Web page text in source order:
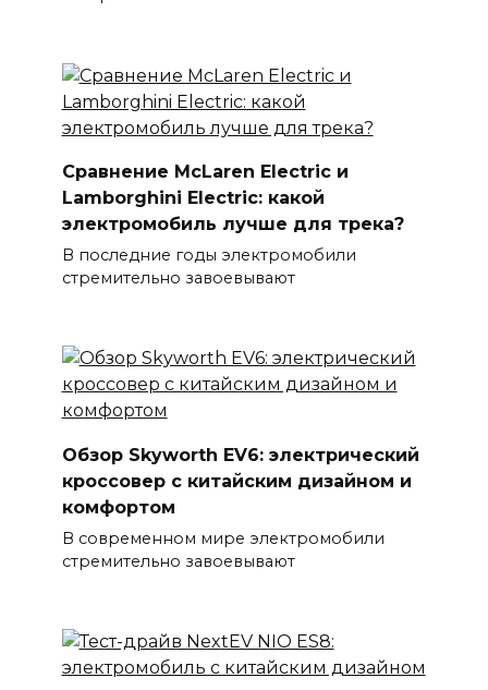
Сравнение McLaren Electric и
Lamborghini Electric: какой
электромобиль лучше для трека?
В последние годы электромобили
стремительно завоевывают
Обзор Skyworth EV6: электрический
кроссовер с китайским дизайном и
комфортом
В современном мире электромобили
стремительно завоевывают